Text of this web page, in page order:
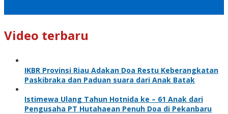
Video terbaru
IKBR Provinsi Riau Adakan Doa Restu Keberangkatan
Paskibraka dan Paduan suara dari Anak Batak
Istimewa Ulang Tahun Hotnida ke – 61 Anak dari
Pengusaha PT Hutahaean Penuh Doa di Pekanbaru